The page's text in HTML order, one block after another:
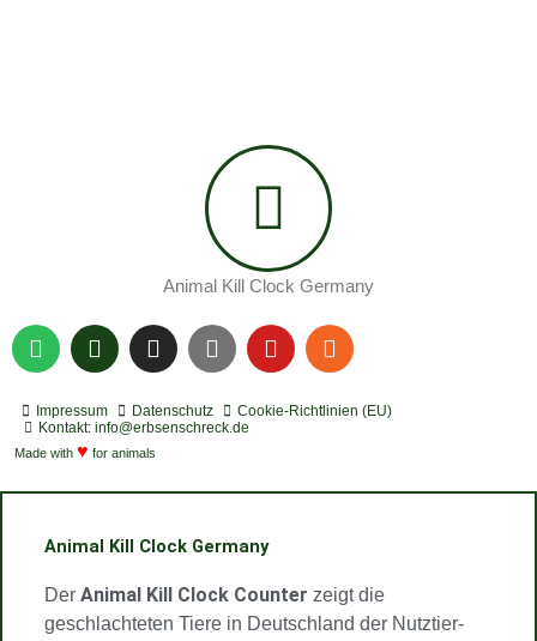
Animal Kill Clock Germany
S
p
t
i
f
P
o
c
a
s
I
n
t
a
g
a
Y
o
t
u
Y
o
t
R
s
Impressum Datenschutz
Cookie-Richtlinien (EU)
Kontakt: info@erbsenschreck.de
Made with ♥ for animals
Animal Kill Clock Germany
Der Animal Kill Clock Counter zeigt die
geschlachteten Tiere in Deutschland der Nutztier-